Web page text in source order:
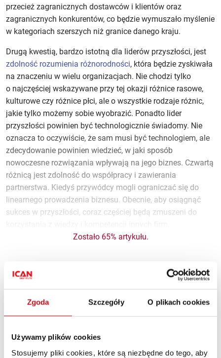
Zgoda Szczegóły O plikach cookies
Używamy plików cookies
Stosujemy pliki cookies, które są niezbędne do tego, aby
przecież zagranicznych dostawców i klientów oraz
zagranicznych konkurentów, co będzie wymuszało myślenie
w kategoriach szerszych niż granice danego kraju.
Drugą kwestią, bardzo istotną dla liderów przyszłości, jest
zdolność rozumienia różnorodności, która będzie zyskiwała
na znaczeniu w wielu organizacjach. Nie chodzi tylko
o najczęściej wskazywane przy tej okazji różnice rasowe,
kulturowe czy różnice płci, ale o wszystkie rodzaje różnic,
jakie tylko możemy sobie wyobrazić. Ponadto lider
przyszłości powinien być technologicznie świadomy. Nie
oznacza to oczywiście, że sam musi być technologiem, ale
zdecydowanie powinien wiedzieć, w jaki sposób
nowoczesne rozwiązania wpływają na jego biznes. Czwartą
różnicą jest zdolność do współpracy i zawierania
partnerstwa. Kiedyś przywódcy mogli ograniczać się do
linearnego prowadzenia biznesu. Obecnie, aby osiągnąć
sukces w przyszłości, coraz częściej będą zmuszeni do
Zostało 65% artykułu.
Materiał dostępny tylko dla
subskrybentów
Dołącz do subskrybentów i korzystaj z treści
Premium!